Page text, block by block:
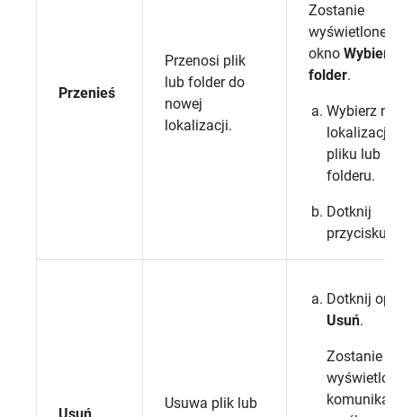
Przenieś
Przenosi plik
lub folder do
nowej
lokalizacji.
Zostanie
wyświetlone
okno Wybierz
folder.
Wybierz
lokalizację
pliku lub
folderu.
Dotknij
przycisku
Usuń
Usuwa plik lub
Dotknij
Usuń.
Zostanie
komunikat